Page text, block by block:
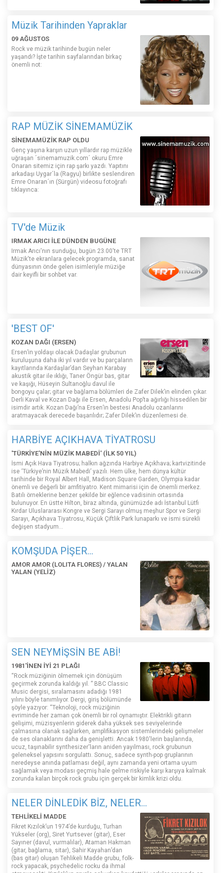
Müzik Tarihinden Yapraklar
09 AĞUSTOS
Rock ve müzik tarihinde bugün neler
yaşandı? İşte tarihin sayfalarından birkaç
önemli not:
RAP MÜZİK SİNEMAMÜZİK
SİNEMAMÜZİK RAP OLDU
Genç yaşına karşın uzun yıllardır rap müzikle
uğraşan ´sinemamuzik.com´ okuru Emre
Onaran sitemiz için rap şarkı yazdı. Yapıtını
arkadaşı Uygar´la (Ragyu) birlikte seslendiren
Emre Onaran´ın (Sürgün) videosu fotoğrafı
tıklayınca:
TV'de Müzik
IRMAK ARICI İLE DÜNDEN BUGÜNE
Irmak Arıcı'nın sunduğu, bugün 23.00'te TRT
Müzik'te ekranlara gelecek programda, sanat
dünyasının önde gelen isimleriyle müziğe
dair keyifli bir sohbet var.
'BEST OF'
KOZAN DAĞI (ERSEN)
Ersen’in yoldaşı olacak Dadaşlar grubunun
kuruluşuna daha iki yıl vardır ve bu parçaların
kayıtlarında Kardaşlar’dan Seyhan Karabay
akustik gitar ile ıklığı, Taner Öngür bas, gitar
ve kaşığı, Hüseyin Sultanoğlu davul ile
bongoyu çalar; gitar ve bağlama bölümleri de Zafer Dilek’in elinden çıkar.
Derli Kaval ve Kozan Dağı ile Ersen, Anadolu Pop’ta ağırlığı hissedilen bir
isimdir artık. Kozan Dağı’na Ersen’in bestesi Anadolu ozanlarını
aratmayacak derecede başarılıdır; Zafer Dilek’in düzenlemesi de.
HARBİYE AÇIKHAVA TİYATROSU
'TÜRKİYE'NİN MÜZİK MABEDİ' (İLK 50 YIL)
İsmi Açık Hava Tiyatrosu; halkın ağzında Harbiye Açıkhava; kartvizitinde
ise ‘Türkiye’nin Müzik Mabedi’ yazılı. Hem ülke, hem dünya kültür
tarihinde bir Royal Albert Hall, Madison Square Garden, Olympia kadar
önemli ve değerli bir amfitiyatro. Kent mimarisi için de önemli merkez.
Batılı örneklerine benzer şekilde bir eğlence vadisinin ortasında
bulunuyor. En üstte Hilton, biraz altında, günümüzde adı İstanbul Lütfi
Kırdar Uluslararası Kongre ve Sergi Sarayı olmuş meşhur Spor ve Sergi
Sarayı, Açıkhava Tiyatrosu, Küçük Çiftlik Park lunaparkı ve ismi sürekli
değişen stadyum…
KOMŞUDA PİŞER...
AMOR AMOR (LOLITA FLORES) / YALAN
YALAN (YELİZ)
SEN NEYMİŞSİN BE ABİ!
1981'İNEN İYİ 21 PLAĞI
“Rock müziğinin ölmemek için dönüşüm
geçirmek zorunda kaldığı yıl. ” BBC Classic
Music dergisi, sıralamasını adadığı 1981
yılını böyle tanımlıyor. Dergi, giriş bölümünde
şöyle yazıyor: “Teknoloji, rock müziğinin
evriminde her zaman çok önemli bir rol oynamıştır. Elektrikli gitarın
gelişimi, müzisyenlerin giderek daha yüksek ses seviyelerinde
çalmasına olanak sağlarken, amplifikasyon sistemlerindeki gelişmeler
de ses olanaklarını daha da genişletti. Ancak 1980'lerin başlarında,
ucuz, taşınabilir synthesizer'ların aniden yayılması, rock grubunun
geleneksel yapısını sorgulattı. Sonuç, sadece synth-pop gruplarının
neredeyse anında patlaması değil, aynı zamanda yeni ortama uyum
sağlamak veya modası geçmiş hale gelme riskiyle karşı karşıya kalmak
zorunda kalan birçok rock grubu için gerçek bir kimlik krizi oldu.
NELER DİNLEDİK BİZ, NELER...
TEHLİKELİ MADDE
Fikret Kızılok’un 1974’de kurduğu, Turhan
Yükseler (org), Siret Yurtsever (gitar), Eser
Sayıner (davul, vurmalılar), Ataman Hakman
(gitar, bağlama, sitar), Sahir Kayahan’dan
(bas gitar) oluşan Tehlikeli Madde grubu, folk-
rock yapacak, psychedelic rocku da ihmal